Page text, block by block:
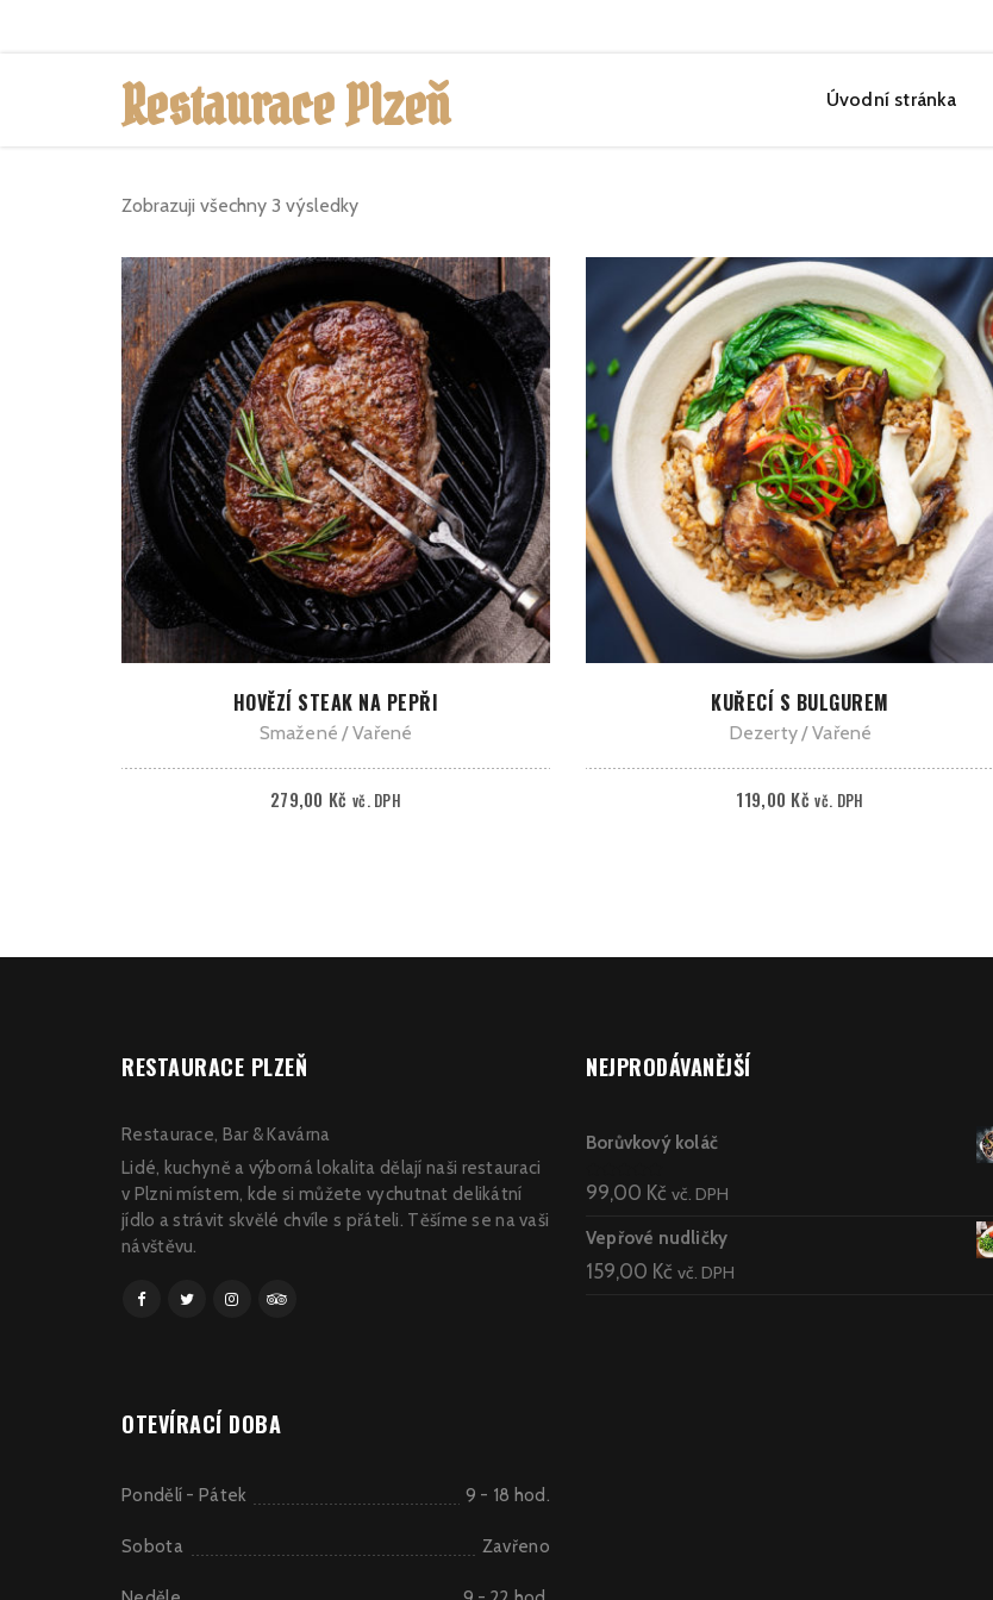
Restaurace Plzeň Úvodní stránka
Zobrazuji všechny 3 výsledky
PŘIDAT DO KOŠÍKU
HOVĚZÍ STEAK NA PEPŘI
Smažené Vařené
279,00 Kč vč. DPH
PŘIDAT DO KOŠÍKU
KUŘECÍ S BULGUREM
Dezerty Vařené
119,00 Kč vč. DPH
RESTAURACE PLZEŇ
Restaurace, Bar & Kavárna
Lidé, kuchyně a výborná lokalita dělají naši restauraci
v Plzni místem, kde si můžete vychutnat delikátní
jídlo a strávit skvělé chvíle s přáteli. Těšíme se na vaši
návštěvu.
OTEVÍRACÍ DOBA
Pondělí - Pátek 9 - 18 hod.
Sobota Zavřeno
NEJPRODÁVANĚJŠÍ
Borůvkový koláč
Hodnocení
5.00
99,00 Kč vč. DPH
Vepřové nudličky
159,00 Kč vč. DPH